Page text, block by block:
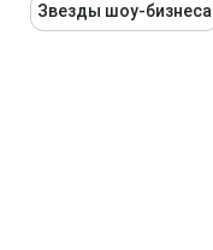
Звезды шоу-бизнеса